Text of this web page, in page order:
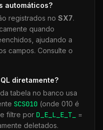
automáticos?
registrados no SX7.
quando
ajudando a
campos. Consulte o
diretamente?
tabela no banco usa
SCS010 (onde 010 é
filtre por D_E_L_E_T_
=
deletados.